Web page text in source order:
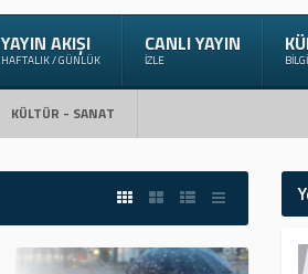
YAYIN AKIŞI
HAFTALIK / GÜNLÜK
CANLI YAYIN
İZLE
KÜLTÜR - SANAT